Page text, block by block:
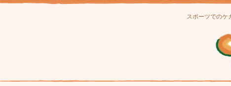
スポーツでのケ